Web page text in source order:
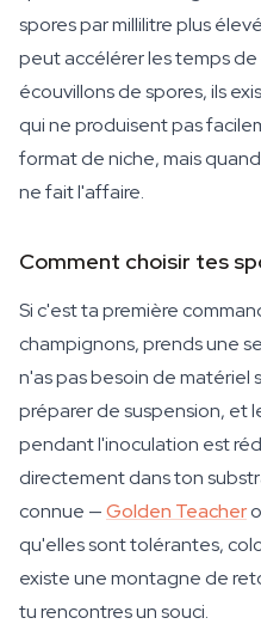
spores par millilitre plus
peut accélérer les temps
écouvillons de spores, ils
qui ne produisent pas
format de niche, mais
ne fait l'affaire.
Comment choisir tes
Si c'est ta première
champignons, prends une
n'as pas besoin de matériel
préparer de suspension, et
pendant l'inoculation est
directement dans ton
connue —Golden Teacher
qu'elles sont tolérantes,
existe une montagne de
tu rencontres un souci.